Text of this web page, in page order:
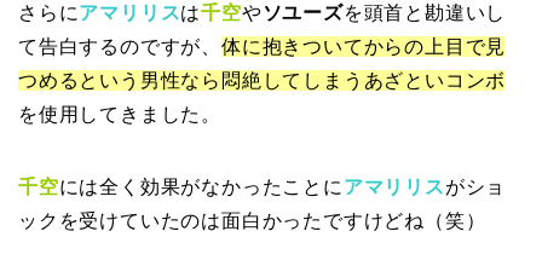
さらにアマリリスは千空やソユーズを頭首と勘違いし
て告白するのですが、 体に抱きついてからの上目で見
つめるという男性なら悶絶してしまうあざといコンボ
を使用してきました。
千空には全く効果がなかったことに アマリリスがショ
ックを受けていたのは面白かったですけどね（笑）